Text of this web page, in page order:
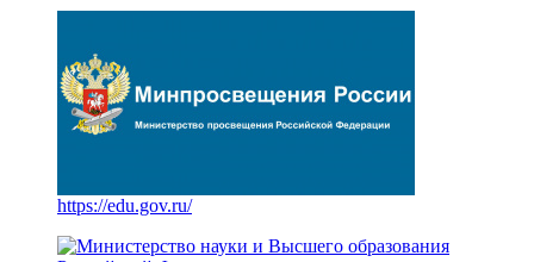
https://edu.gov.ru/